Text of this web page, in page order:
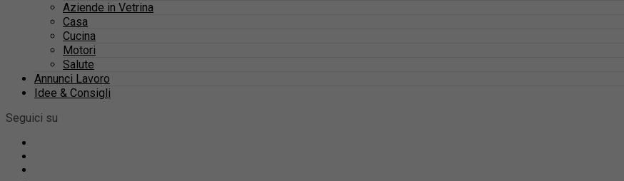
Aziende in Vetrina
Casa
Cucina
Motori
Salute
Annunci Lavoro
Idee & Consigli
Seguici su